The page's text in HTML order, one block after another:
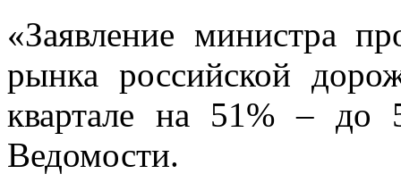
«Заявление министра
рынка российской
квартале на 51% –
Ведомости.